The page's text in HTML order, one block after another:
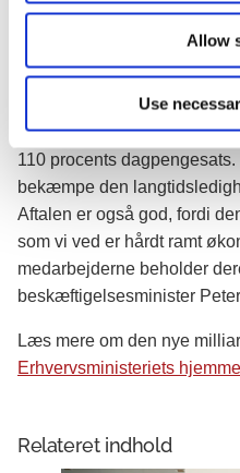
Allow
Use
eller den grønne omstilling.
man højere løn og større
god mening for både ledige
forlænger den periode,
110 procents
bekæmpe den
Aftalen er også god, fordi
som vi ved er hårdt ramt
medarbejderne beholder
beskæftigelsesminister
Læs mere om den nye
Erhvervsministeriets
Relateret indhold